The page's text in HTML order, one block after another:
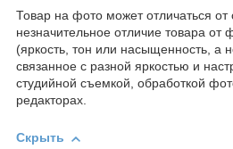
Товар на фото может отличаться
незначительное отличие товара от
(яркость, тон или насыщенность, а
связанное с разной яркостью и
студийной съемкой, обработкой
редакторах.
Скрыть